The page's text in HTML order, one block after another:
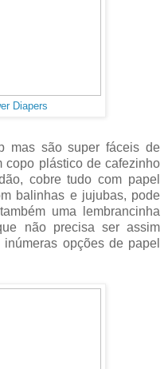
Diapers
mas são super fáceis de
copo plástico de cafezinho
cobre tudo com papel
balinhas e jujubas, pode
uma lembrancinha
não precisa ser assim
opções de papel